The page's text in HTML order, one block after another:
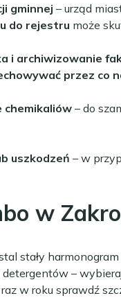
gminnej – urząd
do rejestru może
i archiwizowanie
przez co
chemikaliów– do
uszkodzeń – w
w
stały
detergentów –
raz w roku sprawdź